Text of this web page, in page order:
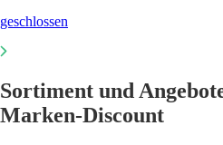
geschlossen
Sortiment und
Marken-Discount